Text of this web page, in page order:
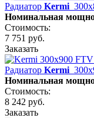
Радиатор Kermi
Номинальная
Стоимость:
7 751 руб.
Заказать
Радиатор Kermi
Номинальная
Стоимость:
8 242 руб.
Заказать